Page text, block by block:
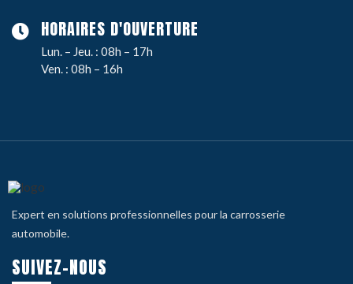
HORAIRES D'OUVERTURE
Lun. – Jeu. : 08h – 17h
Ven. : 08h – 16h
Expert en solutions professionnelles pour la carrosserie
automobile.
SUIVEZ-NOUS